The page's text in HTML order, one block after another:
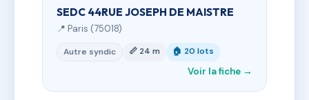
SEDC 44RUE JOSEPH DE MAISTRE
📍 Paris (75018)
Autre syndic 📏 24 m 🏠 20 lots
Voir la fiche →